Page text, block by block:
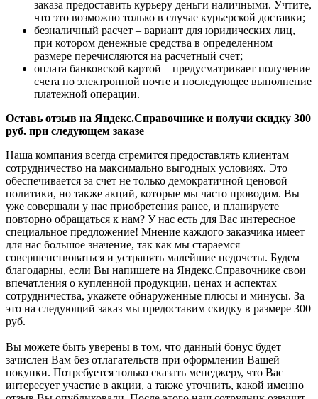
заказа предоставить курьеру деньги наличными. Учтите,
что это возможно только в случае курьерской доставки;
безналичный расчет – вариант для юридических лиц,
при котором денежные средства в определенном
размере перечисляются на расчетный счет;
оплата банковской картой – предусматривает получение
счета по электронной почте и последующее выполнение
платежной операции.
Оставь отзыв на Яндекс.Справочнике и получи скидку 300
руб. при следующем заказе
Наша компания всегда стремится предоставлять клиентам
сотрудничество на максимально выгодных условиях. Это
обеспечивается за счет не только демократичной ценовой
политики, но также акций, которые мы часто проводим. Вы
уже совершали у нас приобретения ранее, и планируете
повторно обращаться к нам? У нас есть для Вас интересное
специальное предложение! Мнение каждого заказчика имеет
для нас большое значение, так как мы стараемся
совершенствоваться и устранять малейшие недочеты. Будем
благодарны, если Вы напишете на Яндекс.Справочнике свои
впечатления о купленной продукции, ценах и аспектах
сотрудничества, укажете обнаруженные плюсы и минусы. За
это на следующий заказ мы предоставим скидку в размере 300
руб.
Вы можете быть уверены в том, что данный бонус будет
зачислен Вам без отлагательств при оформлении Вашей
покупки. Потребуется только сказать менеджеру, что Вас
интересует участие в акции, а также уточнить, какой именно